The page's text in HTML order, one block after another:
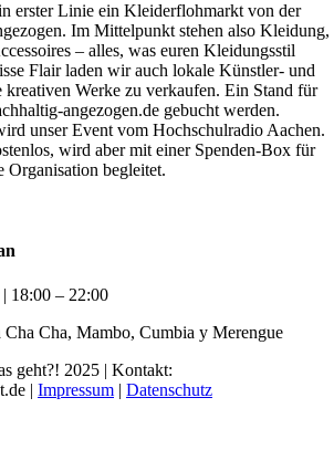
erster Linie ein Kleiderflohmarkt von der
Im Mittelpunkt stehen also Kleidung,
– alles, was euren Kleidungsstil
Flair laden wir auch lokale Künstler- und
kreativen Werke zu verkaufen. Ein Stand für
angezogen.de gebucht werden.
unser Event vom Hochschulradio Aachen.
wird aber mit einer Spenden-Box für
begleitet.
18:00 – 22:00
Cha Cha, Mambo, Cumbia y Merengue
geht?! 2025 | Kontakt:
| Impressum | Datenschutz